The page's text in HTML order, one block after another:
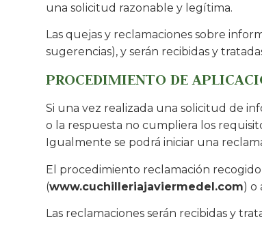
una solicitud razonable y legítima.
Las quejas y reclamaciones sobre
sugerencias), y serán recibidas y
PROCEDIMIENTO DE
Si una vez realizada una solicitud de
o la respuesta no cumpliera los
Igualmente se podrá iniciar una
El procedimiento reclamación
(www.cuchilleriajaviermedel.com) o
Las reclamaciones serán recibidas y